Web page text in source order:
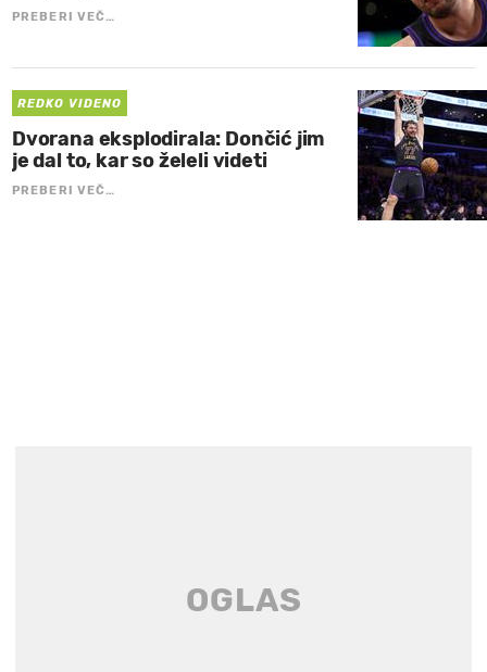
PREBERI VEČ…
REDKO VIDENO
Dvorana eksplodirala: Dončić jim
je dal to, kar so želeli videti
PREBERI VEČ…